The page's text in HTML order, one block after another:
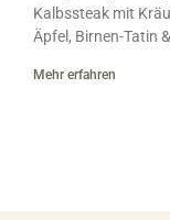
Kalbssteak mit
Äpfel, Birnen-Tatin
Mehr erfahren